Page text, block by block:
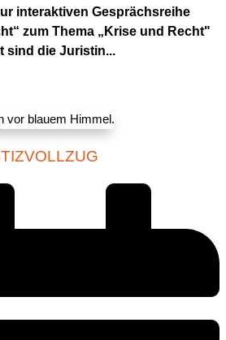
interaktiven Gesprächsreihe
zum Thema „Krise und Recht"
sind die Juristin...